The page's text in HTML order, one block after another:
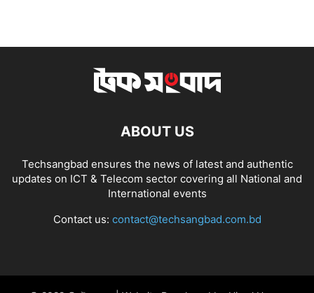
ABOUT US
Techsangbad ensures the news of latest and authentic
updates on ICT & Telecom sector covering all National and
International events
Contact us: contact@techsangbad.com.bd